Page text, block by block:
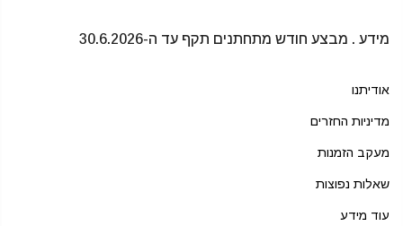
מידע . מבצע חודש מתחתנים תקף עד ה-30.6.2026
אודיתנו
מדיניות החזרים
מעקב הזמנות
שאלות נפוצות
עוד מידע